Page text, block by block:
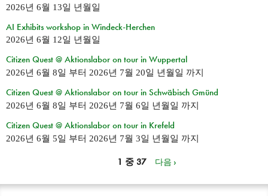
2026년 6월 13일 년월일
AI Exhibits workshop in Windeck-Herchen
2026년 6월 12일 년월일
Citizen Quest @ Aktionslabor on tour in Wuppertal
2026년 6월 8일 부터 2026년 7월 20일 년월일 까지
Citizen Quest @ Aktionslabor on tour in Schwäbisch Gmünd
2026년 6월 8일 부터 2026년 7월 6일 년월일 까지
Citizen Quest @ Aktionslabor on tour in Krefeld
2026년 6월 5일 부터 2026년 7월 3일 년월일 까지
1 중 37 다음 ›